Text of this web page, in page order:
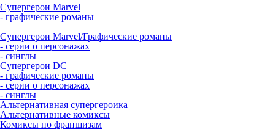
Супергерои Marvel
- графические романы
Супергерои Marvel/Графические романы
- серии о персонажах
- синглы
Супергерои DC
- графические романы
- серии о персонажах
- синглы
Альтернативная супергероика
Альтернативные комиксы
Комиксы по франшизам